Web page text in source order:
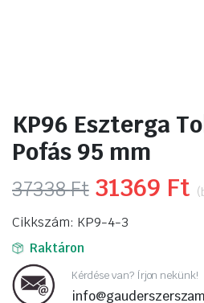
KP96 Eszterga
Pofás 95 mm
37338Ft Original
price
37338 Ft.
31369 Ft
Cikkszám: KP9-4-3
Raktáron
Kérdése van? Írjon nekünk!